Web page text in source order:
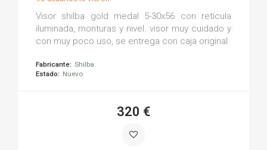
Visor shilba gold medal 5-30x56 con retícula
iluminada, monturas y nivel. visor muy cuidado y
con muy poco uso, se entrega con caja original.
Fabricante: Shilba
Estado: Nuevo
320 €